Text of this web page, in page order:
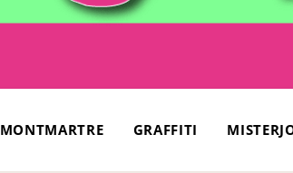
MONTMARTRE GRAFFITI